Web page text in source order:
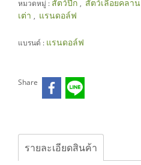
หมวดหมู่ : สัตว์ปีก , สัตว์เลื้อยคลาน
เต่า , แรนดอล์ฟ
แบรนด์ : แรนดอล์ฟ
Share
รายละเอียดสินค้า